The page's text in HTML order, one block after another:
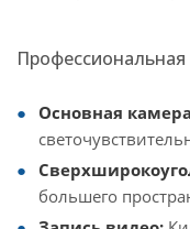
Основная
большего